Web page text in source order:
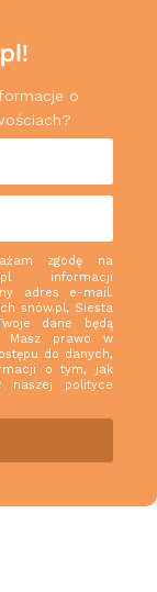
o
zgodę na
informacji
adres e-mail.
snów.pl, Siesta
dane będą
Masz prawo w
do danych,
o tym, jak
naszej polityce